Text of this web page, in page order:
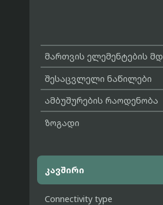
მართვის ელემენტების
შესაცვლელი ნაწილები
ამბუშურების რაოდენობა
ზოგადი
კავშირი
Connectivity type